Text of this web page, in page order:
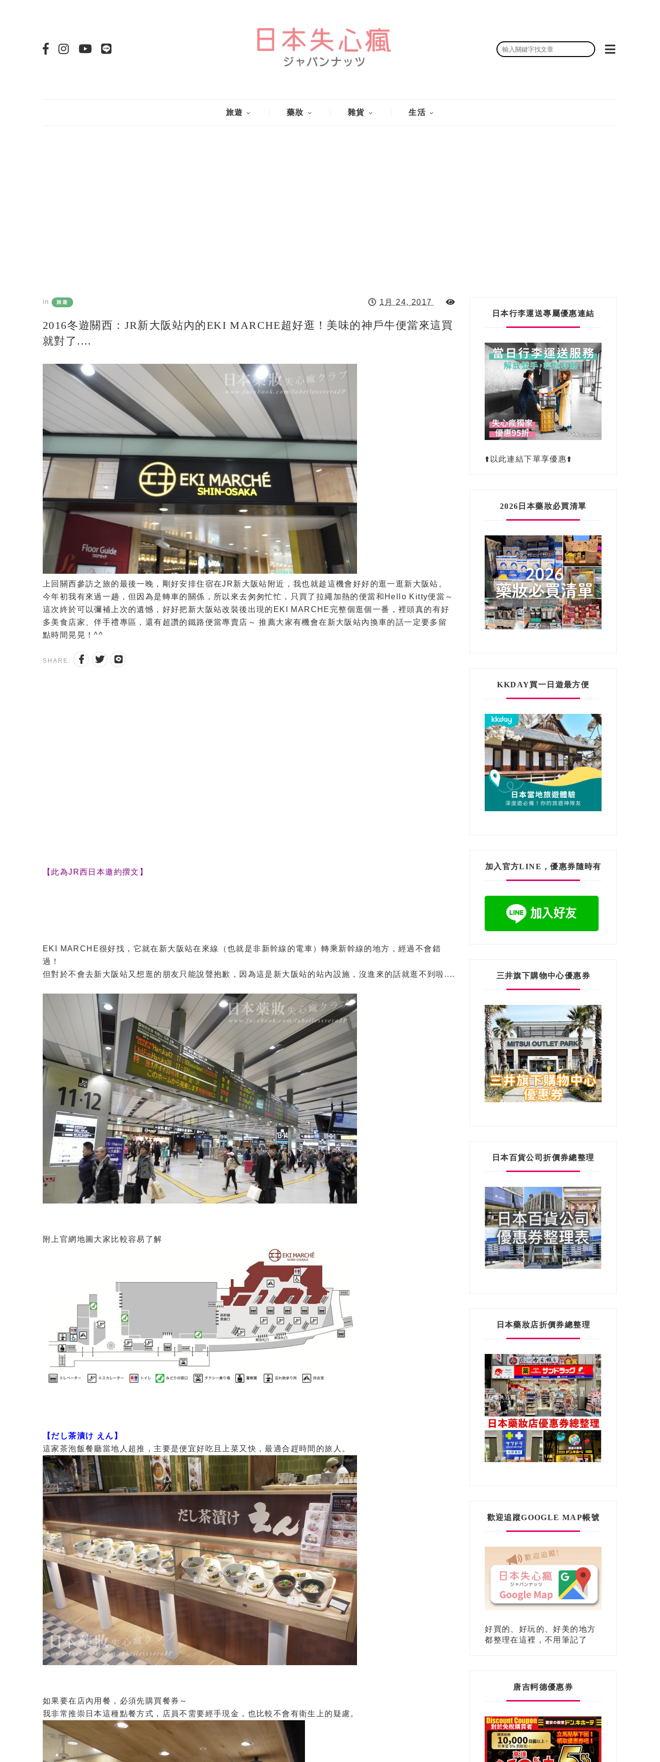
旅遊 藥妝 雜貨 生活
in 旅遊 1月 24, 2017
2016冬遊關西：JR新大阪站內的EKI MARCHE超好逛！美味的神戶牛便當來這買
就對了....
上回關西參訪之旅的最後一晚，剛好安排住宿在JR新大阪站附近，我也就趁這機會好好的逛一逛新大阪站。
今年初我有來過一趟，但因為是轉車的關係，所以來去匆匆忙忙，只買了拉繩加熱的便當和Hello Kitty便當～
這次終於可以彌補上次的遺憾，好好把新大阪站改裝後出現的EKI MARCHE完整個逛個一番，裡頭真的有好
多美食店家、伴手禮專區，還有超讚的鐵路便當專賣店～ 推薦大家有機會在新大阪站內換車的話一定要多留
點時間晃晃！^^
SHARE:
【此為JR西日本邀約撰文】
EKI MARCHE很好找，它就在新大阪站在來線（也就是非新幹線的電車）轉乘新幹線的地方，經過不會錯
過！
但對於不會去新大阪站又想逛的朋友只能說聲抱歉，因為這是新大阪站的站內設施，沒進來的話就逛不到啦....
附上官網地圖大家比較容易了解
【だし茶漬け えん】
這家茶泡飯餐廳當地人超推，主要是便宜好吃且上菜又快，最適合趕時間的旅人。
如果要在店內用餐，必須先購買餐券～
我非常推崇日本這種點餐方式，店員不需要經手現金，也比較不會有衛生上的疑慮。
日本行李運送專屬優惠連結
⬆️以此連結下單享優惠⬆️
2026日本藥妝必買清單
KKDAY買一日遊最方便
加入官方LINE，優惠券隨時有
三井旗下購物中心優惠券
日本百貨公司折價券總整理
日本藥妝店折價券總整理
歡迎追蹤GOOGLE MAP帳號
好買的、好玩的、好美的地方
都整理在這裡，不用筆記了
唐吉軻德優惠券